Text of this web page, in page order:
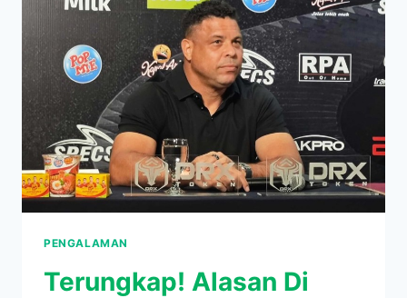
TUNGGAL
UBAH
NASIB
TOTAL
PENGALAMAN
Terungkap! Alasan Di